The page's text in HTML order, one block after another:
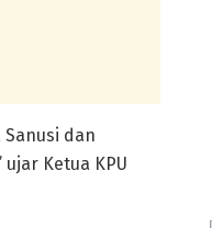
dan
Ketua KPU